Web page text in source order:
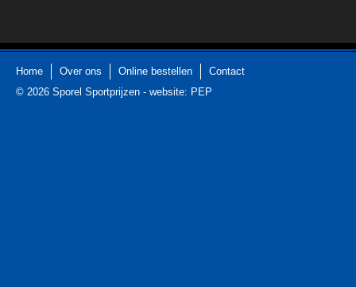
Home Over ons Online bestellen
Contact
© 2026 Sporel Sportprijzen - website: PEP